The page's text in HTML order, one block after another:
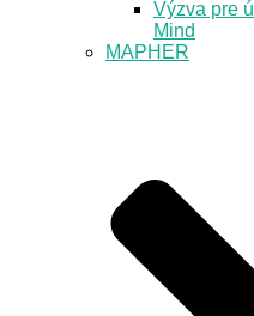
Výzva pre
Mind
MAPHER